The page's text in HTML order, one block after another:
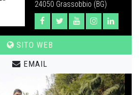
24050 Grassobbio (BG)
SITO WEB
EMAIL